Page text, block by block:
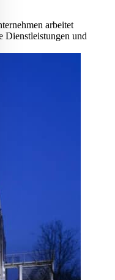
arbeitet
Dienstleistungen und